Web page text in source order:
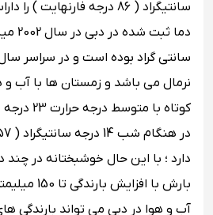
سانتیگراد ( 86 درجه
سانتی گراد بوده است و در سراسر
نرمال می باشد و زمستان ها با آب و
کوتاه با
دارد ؛ با این حال خوشبختانه در
بارش با
آب و هوا در دبی می تواند بارندگی